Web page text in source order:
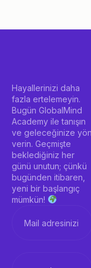
Hayallerinizi daha
fazla ertelemeyin.
Bugün GlobalMind
Academy ile tanışın
ve geleceğinize yön
verin. Geçmişte
beklediğiniz her
günü unutun; çünkü
bugünden itibaren,
yeni bir başlangıç
mümkün!